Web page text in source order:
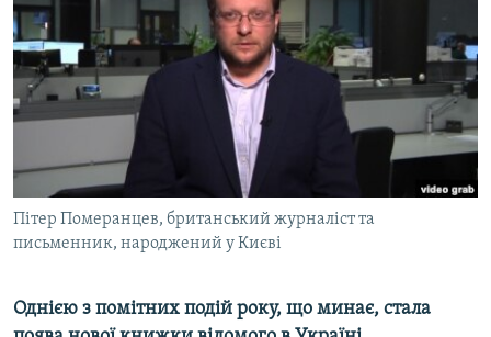
ВІДЕОУРОКИ «ELIFBE»
СВІДЧЕННЯ ОКУПАЦІЇ
УКРАЇНСЬКА ПРОБЛЕМА КРИМУ
Русский
Qırımtatar
Усі сайти RFE/RL
Пітер Померанцев, британський журналіст та
письменник, народжений у Києві
Однією з помітних подій року, що минає, стала